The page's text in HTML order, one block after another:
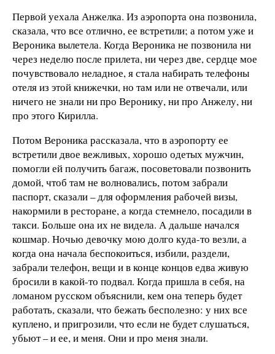
Первой уехала Анжелка. Из аэропорта она позвонила,
сказала, что все отлично, ее встретили; а потом уже и
Вероника вылетела. Когда Вероника не позвонила ни
через неделю после прилета, ни через две, сердце мое
почувствовало неладное, я стала набирать телефоны
отеля из этой книжечки, но там или не отвечали, или
ничего не знали ни про Веронику, ни про Анжелу, ни
про этого Кирилла.
Потом Вероника рассказала, что в аэропорту ее
встретили двое вежливых, хорошо одетых мужчин,
помогли ей получить багаж, посоветовали позвонить
домой, чтоб там не волновались, потом забрали
паспорт, сказали – для оформления рабочей визы,
накормили в ресторане, а когда стемнело, посадили в
такси. Больше она их не видела. А дальше начался
кошмар. Ночью девочку мою долго куда-то везли, а
когда она начала беспокоиться, избили, раздели,
забрали телефон, вещи и в конце концов едва живую
бросили в какой-то подвал. Когда пришла в себя, на
ломаном русском объяснили, кем она теперь будет
работать, сказали, что бежать бесполезно: у них все
куплено, и пригрозили, что если не будет слушаться,
убьют – и ее, и меня. Они и про меня знали.